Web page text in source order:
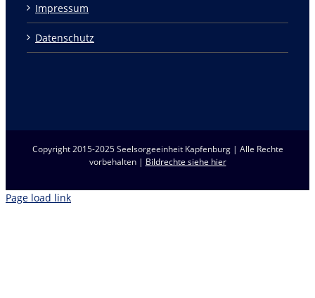
Impressum
Datenschutz
Copyright 2015-2025 Seelsorgeeinheit Kapfenburg | Alle Rechte
vorbehalten | Bildrechte siehe hier
Page load link